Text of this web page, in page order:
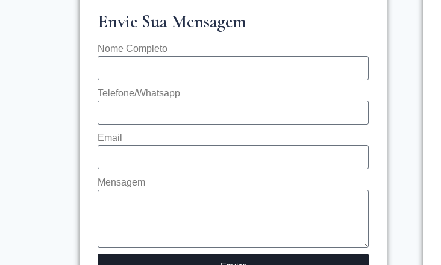
Envie Sua Mensagem
Nome Completo
Telefone/Whatsapp
Email
Mensagem